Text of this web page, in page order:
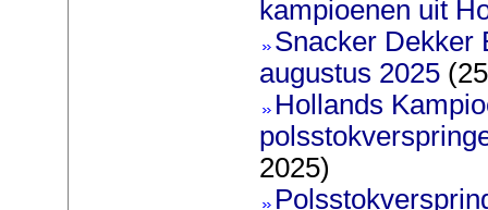
kampioenen uit
Snacker Dekker
augustus 2025
Hollands
2025)